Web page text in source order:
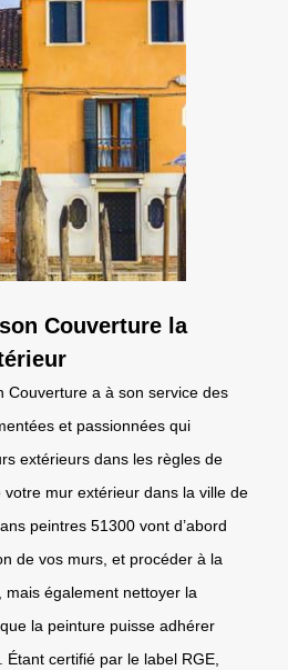
Couverture la
Couverture a à son service des
et passionnées qui
extérieurs dans les règles de
votre mur extérieur dans la ville de
peintres 51300 vont d’abord
de vos murs, et procéder à la
également nettoyer la
la peinture puisse adhérer
certifié par le label RGE,